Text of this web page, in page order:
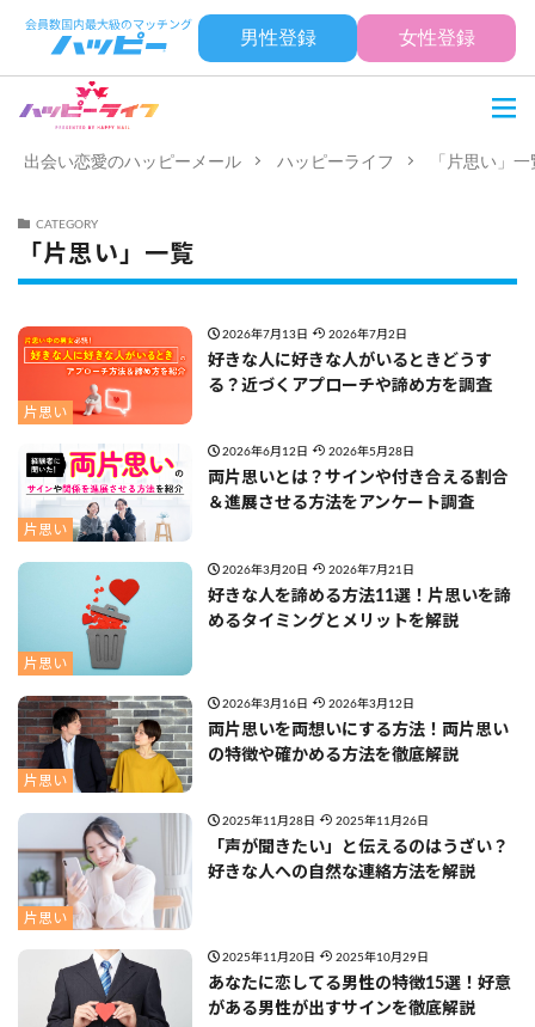
男性登録 女性登録
出会い恋愛のハッピーメール ハッピーライフ 「片思い」一
CATEGORY
「片思い」一覧
片思い
2026年7月13日 2026年7月2日
好きな人に好きな人がいるときどうす
る？近づくアプローチや諦め方を調査
片思い
2026年6月12日 2026年5月28日
両片思いとは？サインや付き合える割合
＆進展させる方法をアンケート調査
片思い
2026年3月20日 2026年7月21日
好きな人を諦める方法11選！片思いを諦
めるタイミングとメリットを解説
片思い
2026年3月16日 2026年3月12日
両片思いを両想いにする方法！両片思い
の特徴や確かめる方法を徹底解説
片思い
2025年11月28日 2025年11月26日
「声が聞きたい」と伝えるのはうざい？
好きな人への自然な連絡方法を解説
2025年11月20日 2025年10月29日
あなたに恋してる男性の特徴15選！好意
がある男性が出すサインを徹底解説